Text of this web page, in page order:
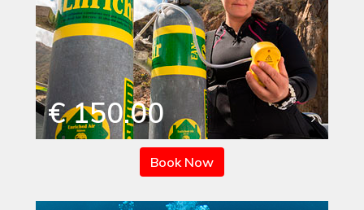
€ 150.00
Book Now